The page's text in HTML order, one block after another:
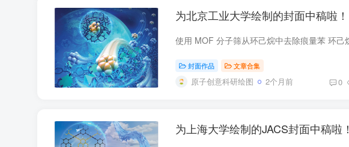
为北京工业大学绘制的封面中稿啦！
封面作品 文章合集
原子创意科研绘图 2个月前 0
为上海大学绘制的JACS封面中稿啦！